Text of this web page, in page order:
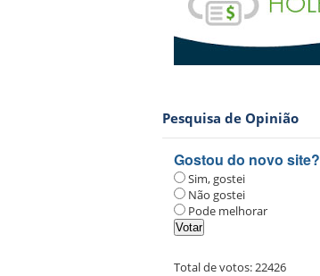
Pesquisa de Opinião
Gostou do novo site?
Sim, gostei
Não gostei
Pode melhorar
Total de votos:22426